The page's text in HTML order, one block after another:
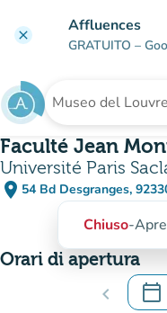
clear Affluences
GRATUITO –
Cerca una struttura
Faculté Jean
Université Paris
place 54 Bd Desgranges,(apri
Chiuso-
Orari di apertura
chevron_left calendar_today
.